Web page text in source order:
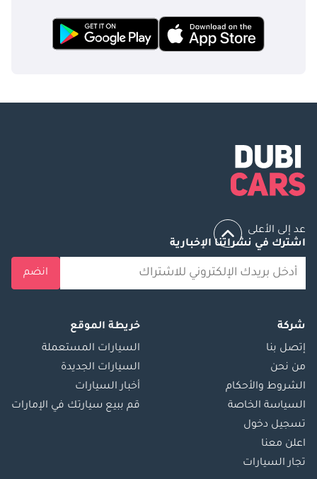
عد إلى الأعلى
اشترك في نشراتنا الإخبارية
انضم
شركة
إتصل بنا
من نحن
الشروط والأحكام
السياسة الخاصة
تسجيل دخول
اعلن معنا
تجار السيارات
خريطة الموقع
السيارات المستعملة
السيارات الجديدة
أخبار السيارات
قم ببيع سيارتك في الإمارات